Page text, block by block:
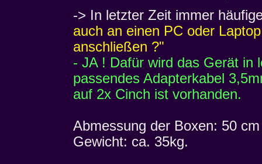
-> In letzter Zeit immer
auch an einen PC oder
anschließen ?"
- JA ! Dafür wird das Gerät in
passendes Adapterkabel
auf 2x Cinch ist vorhanden.
Abmessung der Boxen: 50
Gewicht: ca. 35kg.